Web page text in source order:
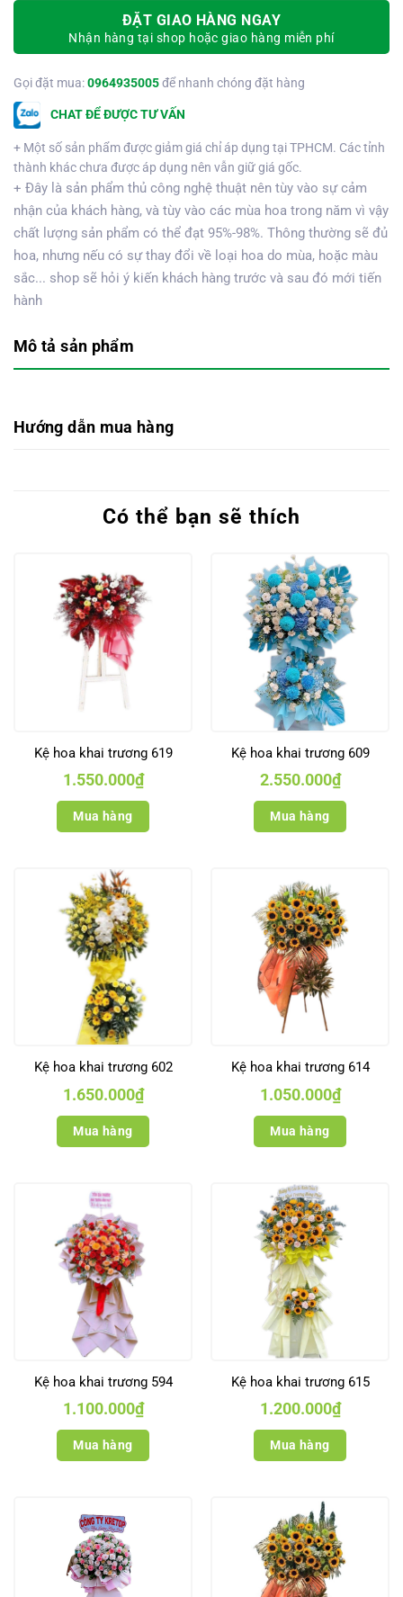
ĐẶT GIAO HÀNG NGAY
Nhận hàng tại shop hoặc giao hàng miễn phí
Gọi đặt mua:0964935005để nhanh chóng đặt hàng
CHAT ĐỂ ĐƯỢC TƯ VẤN
+ Một số sản phẩm được giảm giá chỉ áp dụng tại TPHCM. Các tỉnh
thành khác chưa được áp dụng nên vẫn giữ giá gốc.
+ Đây là sản phẩm thủ công nghệ thuật nên tùy vào sự cảm
nhận của khách hàng, và tùy vào các mùa hoa trong năm vì vậy
chất lượng sản phẩm có thể đạt 95%-98%. Thông thường sẽ đủ
hoa, nhưng nếu có sự thay đổi về loại hoa do mùa, hoặc màu
sắc... shop sẽ hỏi ý kiến khách hàng trước và sau đó mới tiến
hành
Mô tả sản phẩm
Hướng dẫn mua hàng
Có thể bạn sẽ thích
Kệ hoa khai trương 619
1.550.000₫
Mua hàng
Kệ hoa khai trương 609
2.550.000₫
Mua hàng
Kệ hoa khai trương 602
1.650.000₫
Mua hàng
Kệ hoa khai trương 614
1.050.000₫
Mua hàng
Kệ hoa khai trương 594
1.100.000₫
Mua hàng
Kệ hoa khai trương 615
1.200.000₫
Mua hàng